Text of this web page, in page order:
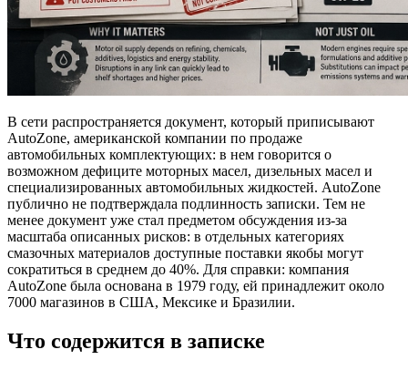
В сети распространяется документ, который приписывают
AutoZone, американской компании по продаже
автомобильных комплектующих: в нем говорится о
возможном дефиците моторных масел, дизельных масел и
специализированных автомобильных жидкостей. AutoZone
публично не подтверждала подлинность записки. Тем не
менее документ уже стал предметом обсуждения из-за
масштаба описанных рисков: в отдельных категориях
смазочных материалов доступные поставки якобы могут
сократиться в среднем до 40%. Для справки: компания
AutoZone была основана в 1979 году, ей принадлежит около
7000 магазинов в США, Мексике и Бразилии.
Что содержится в записке